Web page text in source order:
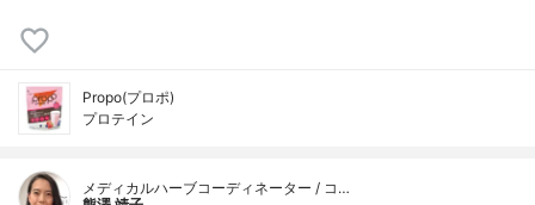
Propo(プロポ)
プロテイン
メディカルハーブコーディネーター / コ…